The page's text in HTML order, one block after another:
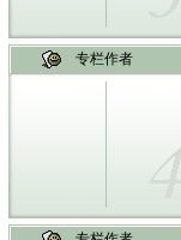
专栏作者